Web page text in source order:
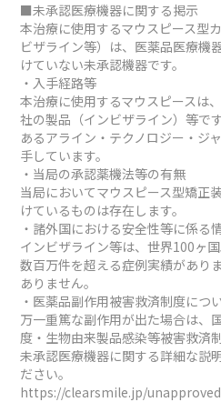
■未承認医療機器に関する掲示
本治療に使用するマウスピース型
ビザライン等）は、医薬品医療機
けていない未承認機器です。
・入手経路等
本治療に使用するマウスピースは
社の製品（インビザライン）等で
あるアライン・テクノロジー・ジ
手しています。
・当局の承認薬機法等の有無
当局においてマウスピース型矯正
けているものは存在します。
・諸外国における安全性等に係る
インビザライン等は、世界100ヶ
数百万件を超える症例実績があり
ありません。
・医薬品副作用被害救済制度につ
万一重篤な副作用が出た場合は、
度・生物由来製品感染等被害救済
未承認医療機器に関する詳細な説
ださい。
https://clearsmile.jp/